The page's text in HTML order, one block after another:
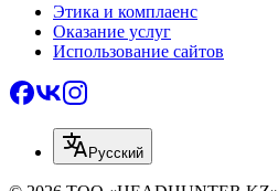
Этика и комплаенс
Оказание услуг
Использование сайтов
Русский